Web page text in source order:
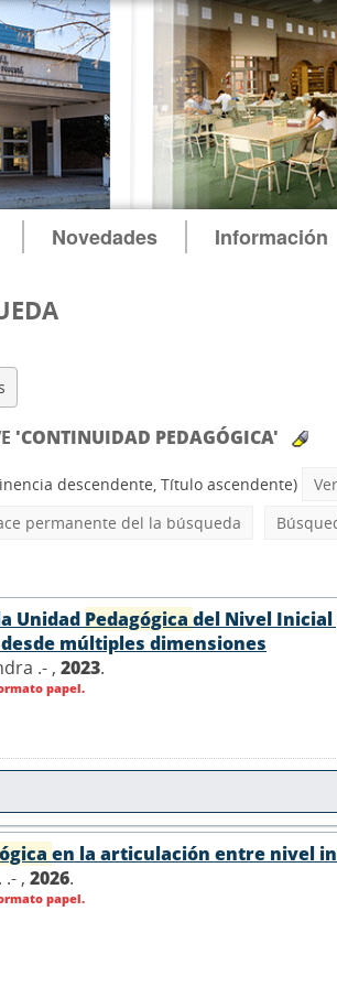
Novedades Información
'CONTINUIDAD PEDAGÓGICA'
descendente, Título ascendente)
permanente del la búsqueda
Unidad Pedagógica del Nivel Inicial
múltiples dimensiones
.- , 2023.
papel.
en la articulación entre nivel
, 2026.
papel.